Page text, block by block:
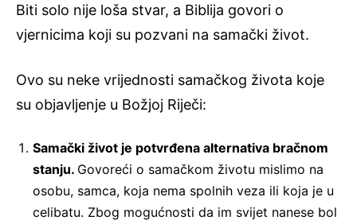
Biti solo nije loša stvar, a Biblija govori o
vjernicima koji su pozvani na samački život.
Ovo su neke vrijednosti samačkog života koje
su objavljenje u Božjoj Riječi:
Samački život je potvrđena alternativa bračnom
stanju. Govoreći o samačkom životu mislimo na
osobu, samca, koja nema spolnih veza ili koja je u
celibatu. Zbog mogućnosti da im svijet nanese bol